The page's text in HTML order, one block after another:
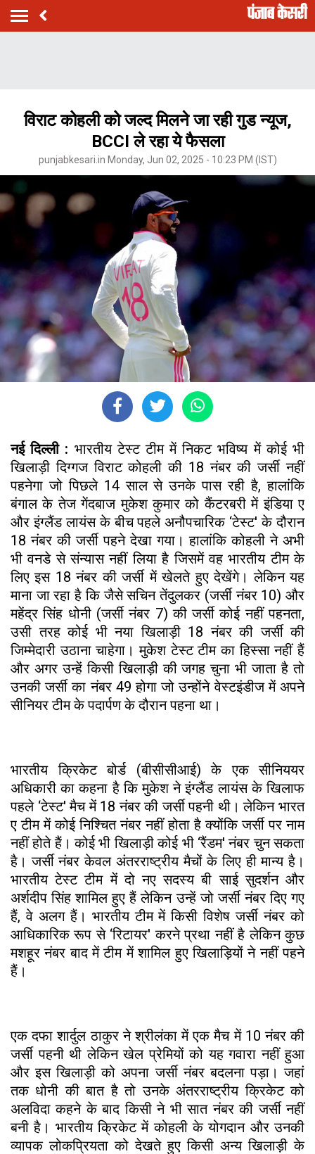
विराट कोहली को जल्द मिलने जा रही गुड न्यूज,
BCCI ले रहा ये फैसला
punjabkesari.in Monday, Jun 02, 2025 - 10:23 PM (IST)
नई दिल्ली : भारतीय टेस्ट टीम में निकट भविष्य में कोई भी
खिलाड़ी दिग्गज विराट कोहली की 18 नंबर की जर्सी नहीं
पहनेगा जो पिछले 14 साल से उनके पास रही है, हालांकि
बंगाल के तेज गेंदबाज मुकेश कुमार को कैंटरबरी में इंडिया ए
और इंग्लैंड लायंस के बीच पहले अनौपचारिक ‘टेस्ट' के दौरान
18 नंबर की जर्सी पहने देखा गया। हालांकि कोहली ने अभी
भी वनडे से संन्यास नहीं लिया है जिसमें वह भारतीय टीम के
लिए इस 18 नंबर की जर्सी में खेलते हुए देखेंगे। लेकिन यह
माना जा रहा है कि जैसे सचिन तेंदुलकर (जर्सी नंबर 10) और
महेंद्र सिंह धोनी (जर्सी नंबर 7) की जर्सी कोई नहीं पहनता,
उसी तरह कोई भी नया खिलाड़ी 18 नंबर की जर्सी की
जिम्मेदारी उठाना चाहेगा। मुकेश टेस्ट टीम का हिस्सा नहीं हैं
और अगर उन्हें किसी खिलाड़ी की जगह चुना भी जाता है तो
उनकी जर्सी का नंबर 49 होगा जो उन्होंने वेस्टइंडीज में अपने
सीनियर टीम के पदार्पण के दौरान पहना था।
भारतीय क्रिकेट बोर्ड (बीसीसीआई) के एक सीनिययर
अधिकारी का कहना है कि मुकेश ने इंग्लैंड लायंस के खिलाफ
पहले ‘टेस्ट' मैच में 18 नंबर की जर्सी पहनी थी। लेकिन भारत
ए टीम में कोई निश्चित नंबर नहीं होता है क्योंकि जर्सी पर नाम
नहीं होते हैं। कोई भी खिलाड़ी कोई भी ‘रैंडम' नंबर चुन सकता
है। जर्सी नंबर केवल अंतरराष्ट्रीय मैचों के लिए ही मान्य है।
भारतीय टेस्ट टीम में दो नए सदस्य बी साई सुदर्शन और
अर्शदीप सिंह शामिल हुए हैं लेकिन उन्हें जो जर्सी नंबर दिए गए
हैं, वे अलग हैं। भारतीय टीम में किसी विशेष जर्सी नंबर को
आधिकारिक रूप से ‘रिटायर' करने प्रथा नहीं है लेकिन कुछ
मशहूर नंबर बाद में टीम में शामिल हुए खिलाड़ियों ने नहीं पहने
हैं।
एक दफा शार्दुल ठाकुर ने श्रीलंका में एक मैच में 10 नंबर की
जर्सी पहनी थी लेकिन खेल प्रेमियों को यह गवारा नहीं हुआ
और इस खिलाड़ी को अपना जर्सी नंबर बदलना पड़ा। जहां
तक धोनी की बात है तो उनके अंतरराष्ट्रीय क्रिकेट को
अलविदा कहने के बाद किसी ने भी सात नंबर की जर्सी नहीं
बनी है। भारतीय क्रिकेट में कोहली के योगदान और उनकी
व्यापक लोकप्रियता को देखते हुए किसी अन्य खिलाड़ी के